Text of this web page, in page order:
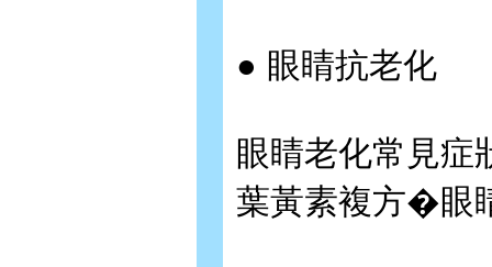
● 眼睛抗老化
眼睛老化常見
葉黃素複方�眼